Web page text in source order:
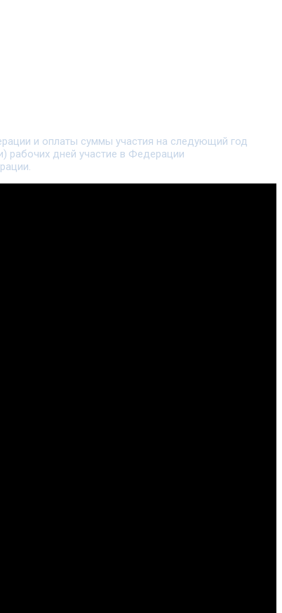
и оплаты суммы участия на следующий год
рабочих дней участие в Федерации